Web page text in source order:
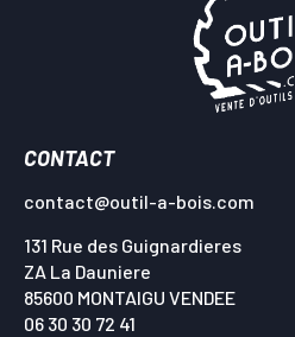
CONTACT
contact@outil-a-bois.com
131 Rue des Guignardieres
ZA La Dauniere
85600 MONTAIGU VENDEE
06 30 30 72 41